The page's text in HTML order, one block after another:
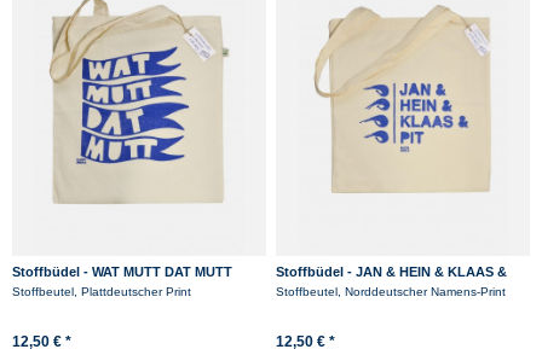
Stoffbüdel - WAT MUTT DAT MUTT
Stoffbeutel, Plattdeutscher Print
12,50 € *
Stoffbüdel - JAN & HEIN & KLAAS &
PIT
Stoffbeutel, Norddeutscher Namens-Print
12,50 € *